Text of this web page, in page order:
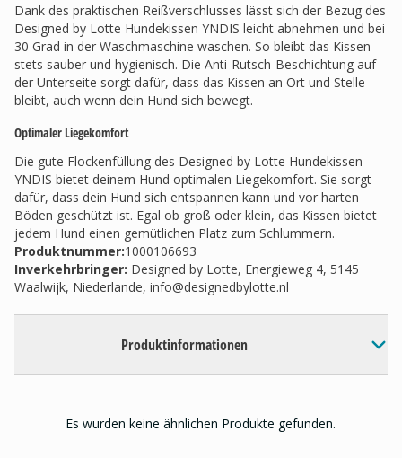
Dank des praktischen Reißverschlusses lässt sich der Bezug des
Designed by Lotte Hundekissen YNDIS leicht abnehmen und bei
30 Grad in der Waschmaschine waschen. So bleibt das Kissen
stets sauber und hygienisch. Die Anti-Rutsch-Beschichtung auf
der Unterseite sorgt dafür, dass das Kissen an Ort und Stelle
bleibt, auch wenn dein Hund sich bewegt.
Optimaler Liegekomfort
Die gute Flockenfüllung des Designed by Lotte Hundekissen
YNDIS bietet deinem Hund optimalen Liegekomfort. Sie sorgt
dafür, dass dein Hund sich entspannen kann und vor harten
Böden geschützt ist. Egal ob groß oder klein, das Kissen bietet
jedem Hund einen gemütlichen Platz zum Schlummern.
Produktnummer:1000106693
Inverkehrbringer: Designed by Lotte, Energieweg 4, 5145
Waalwijk, Niederlande, info@designedbylotte.nl
Produktinformationen
Es wurden keine ähnlichen Produkte gefunden.